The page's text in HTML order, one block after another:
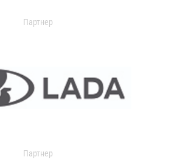
Партнер
Партнер